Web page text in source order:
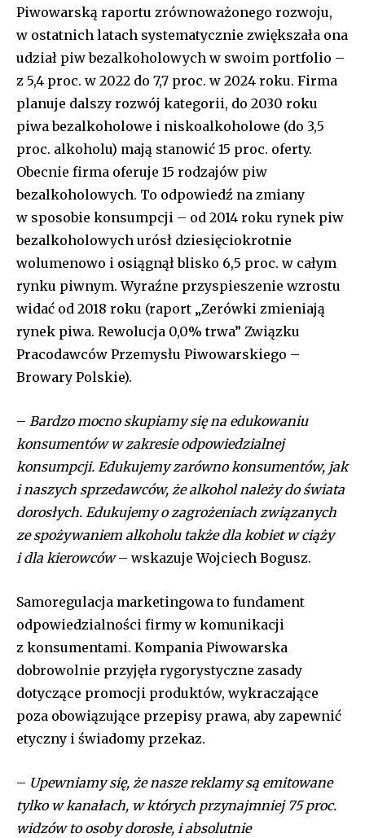
Piwowarską raportu zrównoważonego rozwoju,
w ostatnich latach systematycznie zwiększała ona
udział piw bezalkoholowych w swoim portfolio –
z 5,4 proc. w 2022 do 7,7 proc. w 2024 roku. Firma
planuje dalszy rozwój kategorii, do 2030 roku
piwa bezalkoholowe i niskoalkoholowe (do 3,5
proc. alkoholu) mają stanowić 15 proc. oferty.
Obecnie firma oferuje 15 rodzajów piw
bezalkoholowych. To odpowiedź na zmiany
w sposobie konsumpcji – od 2014 roku rynek piw
bezalkoholowych urósł dziesięciokrotnie
wolumenowo i osiągnął blisko 6,5 proc. w całym
rynku piwnym. Wyraźne przyspieszenie wzrostu
widać od 2018 roku (raport „Zerówki zmieniają
rynek piwa. Rewolucja 0,0% trwa” Związku
Pracodawców Przemysłu Piwowarskiego –
Browary Polskie).
– Bardzo mocno skupiamy się na edukowaniu
konsumentów w zakresie odpowiedzialnej
konsumpcji. Edukujemyzarówno konsumentów, jak
i naszych sprzedawców, że alkohol należy do świata
dorosłych. Edukujemy o zagrożeniach związanych
ze spożywaniem alkoholu także dla kobiet w ciąży
i dla kierowców– wskazuje Wojciech Bogusz.
Samoregulacja marketingowa to fundament
odpowiedzialności firmy w komunikacji
z konsumentami. Kompania Piwowarska
dobrowolnie przyjęła rygorystyczne zasady
dotyczące promocji produktów, wykraczające
poza obowiązujące przepisy prawa, aby zapewnić
etyczny i świadomy przekaz.
– Upewniamy się, że nasze reklamy są emitowane
tylko w kanałach, w których przynajmniej 75 proc.
widzów to osoby dorosłe, i absolutnie